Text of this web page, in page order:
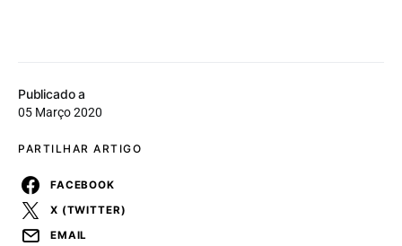
Publicado a
05 Março 2020
PARTILHAR ARTIGO
FACEBOOK
X (TWITTER)
EMAIL